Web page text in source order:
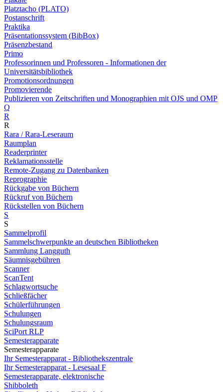
Platztacho (PLATO)
Postanschrift
Praktika
Präsentationssystem (BibBox)
Präsenzbestand
Primo
Professorinnen und Professoren - Informationen der
Universitätsbibliothek
Promotionsordnungen
Promovierende
Publizieren von Zeitschriften und Monographien mit OJS und OMP
Q
R
R
Rara / Rara-Leseraum
Raumplan
Readerprinter
Reklamationsstelle
Remote-Zugang zu Datenbanken
Reprographie
Rückgabe von Büchern
Rückruf von Büchern
Rückstellen von Büchern
S
S
Sammelprofil
Sammelschwerpunkte an deutschen Bibliotheken
Sammlung Langguth
Säumnisgebühren
Scanner
ScanTent
Schlagwortsuche
Schließfächer
Schülerführungen
Schulungen
Schulungsraum
SciPort RLP
Semesterapparate
Semesterapparate
Ihr Semesterapparat - Bibliothekszentrale
Ihr Semesterapparat - Lesesaal F
Semesterapparate, elektronische
Shibboleth